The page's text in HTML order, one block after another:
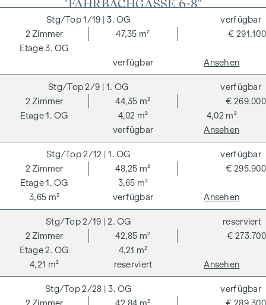
"FAHRBACHGASSE 6-8"
1/19 | 3. OG
3. OG
2 Zimmer 47,35 m² € 291.100
verfügbar
verfügbar
Ansehen
2/9 | 1. OG
1. OG
2 Zimmer
44,35 m²
4,02 m²
4,02 m²
€ 269.000
verfügbar
verfügbar
Ansehen
2/12 | 1. OG
1. OG
2 Zimmer
48,25 m²
3,65 m²
3,65 m²
€ 295.900
verfügbar
verfügbar
Ansehen
2/19 | 2. OG
2. OG
2 Zimmer
42,85 m²
4,21 m²
4,21 m²
€ 273.700
reserviert
reserviert
Ansehen
2/28 | 3. OG verfügbar